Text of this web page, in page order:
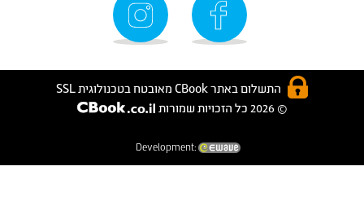
התשלום באתר CBook מאובטח בטכנולוגית SSL
© 2026 כל הזכויות שמורות
Development: